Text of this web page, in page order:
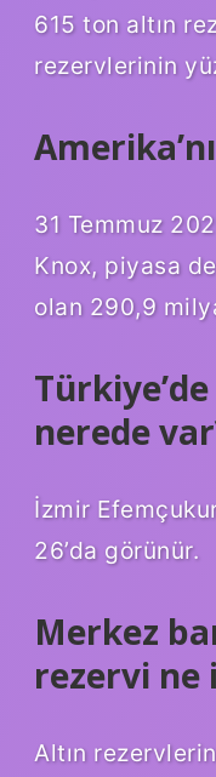
615 ton altın
rezervlerinin
31 Temmuz
Knox, piyasa
olan 290,9
nerede
İzmir
26’da görünür.
Merkez
rezervi ne
Altın